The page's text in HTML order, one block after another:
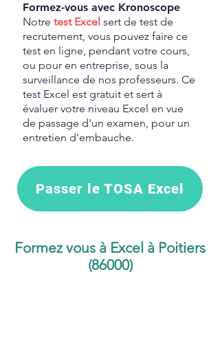
Formez-vous avec Kronoscope
Notre test Excel sert de test de
recrutement, vous pouvez faire ce
test en ligne, pendant votre cours,
ou pour en entreprise, sous la
surveillance de nos professeurs. Ce
test Excel est gratuit et sert à
évaluer votre niveau Excel en vue
de passage d'un examen, pour un
entretien d'embauche.
Passer le TOSA Excel
Formez vous à Excel à Poitiers
(86000)